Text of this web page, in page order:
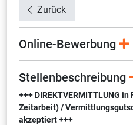
Zurück
Online-Bewerbung
Stellenbeschreibung
+++ DIREKTVERMITTLUNG
Zeitarbeit) /
akzeptiert +++